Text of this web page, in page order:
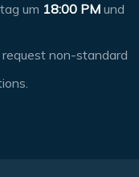
um 18:00 PM und
non-standard